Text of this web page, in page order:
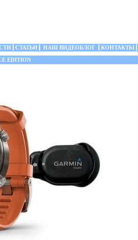
СТАТЬИ НАШ ВИДЕОБЛОГ КОНТАКТЫ
EDITION